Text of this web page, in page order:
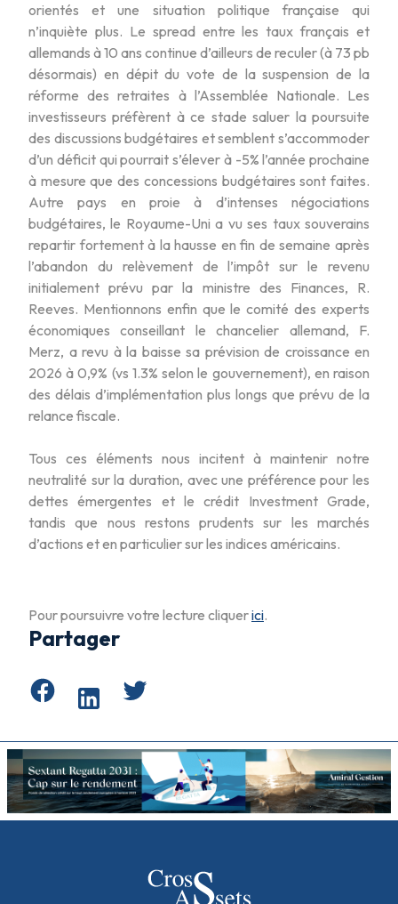
orientés et une situation politique française qui
n’inquiète plus. Le spread entre les taux français et
allemands à 10 ans continue d’ailleurs de reculer (à 73 pb
désormais) en dépit du vote de la suspension de la
réforme des retraites à l’Assemblée Nationale. Les
investisseurs préfèrent à ce stade saluer la poursuite
des discussions budgétaires et semblent s’accommoder
d’un déficit qui pourrait s’élever à -5% l’année prochaine
à mesure que des concessions budgétaires sont faites.
Autre pays en proie à d’intenses négociations
budgétaires, le Royaume-Uni a vu ses taux souverains
repartir fortement à la hausse en fin de semaine après
l’abandon du relèvement de l’impôt sur le revenu
initialement prévu par la ministre des Finances, R.
Reeves. Mentionnons enfin que le comité des experts
économiques conseillant le chancelier allemand, F.
Merz, a revu à la baisse sa prévision de croissance en
2026 à 0,9% (vs 1.3% selon le gouvernement), en raison
des délais d’implémentation plus longs que prévu de la
relance fiscale.
Tous ces éléments nous incitent à maintenir notre
neutralité sur la duration, avec une préférence pour les
dettes émergentes et le crédit Investment Grade,
tandis que nous restons prudents sur les marchés
d’actions et en particulier sur les indices américains.
Pour poursuivre votre lecture cliquerici.
Partager